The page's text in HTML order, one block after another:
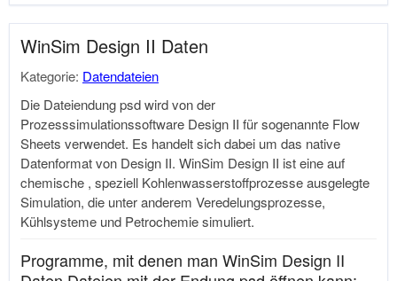
WinSim Design II Daten
Kategorie: Datendateien
Die Dateiendung psd wird von der
Prozesssimulationssoftware Design II für sogenannte Flow
Sheets verwendet. Es handelt sich dabei um das native
Datenformat von Design II. WinSim Design II ist eine auf
chemische , speziell Kohlenwasserstoffprozesse ausgelegte
Simulation, die unter anderem Veredelungsprozesse,
Kühlsysteme und Petrochemie simuliert.
Programme, mit denen man WinSim Design II